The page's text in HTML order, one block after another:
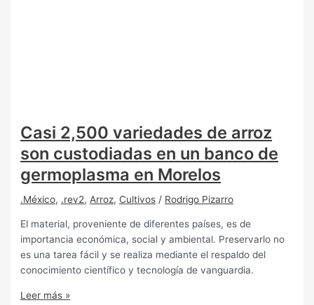
Casi 2,500 variedades de arroz
son custodiadas en un banco de
germoplasma en Morelos
.México, .rev2,Arroz, Cultivos / Rodrigo Pizarro
El material, proveniente de diferentes países, es de
importancia económica, social y ambiental. Preservarlo no
es una tarea fácil y se realiza mediante el respaldo del
conocimiento científico y tecnología de vanguardia.
Leer más »